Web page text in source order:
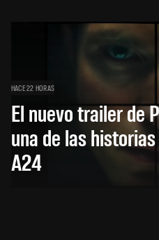
HACE 22 HORAS
El nuevo trailer de
una de las
A24